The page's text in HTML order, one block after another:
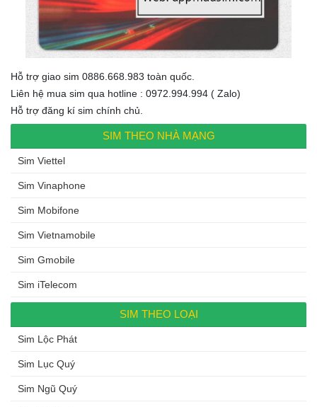
Hỗ trợ giao sim 0886.668.983 toàn quốc.
Liên hệ mua sim qua hotline : 0972.994.994 ( Zalo)
Hỗ trợ đăng kí sim chính chủ.
SIM THEO NHÀ MẠNG
Sim Viettel
Sim Vinaphone
Sim Mobifone
Sim Vietnamobile
Sim Gmobile
Sim iTelecom
SIM THEO LOẠI
Sim Lộc Phát
Sim Lục Quý
Sim Ngũ Quý